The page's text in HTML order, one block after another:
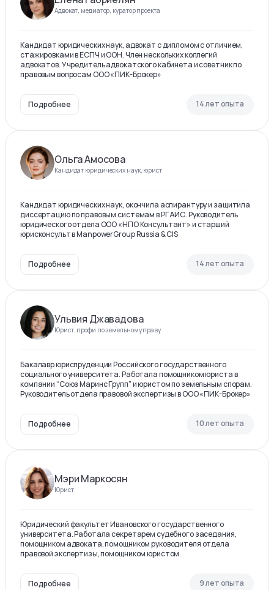
Адвокат, медиатор, куратор проекта
Кандидат юридических наук, адвокат с дипломом с отличием,
стажировками в ЕСПЧ и ООН. Член нескольких коллегий
адвокатов. Учредитель адвокатского кабинета и советник по
правовым вопросам ООО «ПИК-Брокер»
Подробнее 14 лет опыта
Ольга Амосова
Кандидат юридических наук, юрист
Кандидат юридических наук, окончила аспирантуру и защитила
диссертацию по правовым системам в РГАИС. Руководитель
юридического отдела ООО «НПО Консультант» и старший
юрисконсульт в ManpowerGroup Russia & CIS
Подробнее 14 лет опыта
Ульвия Джавадова
Юрист, профи по земельному праву
Бакалавр юриспруденции Российского государственного
социального университета. Работала помощником юриста в
компании “Союз Маринс Групп” и юристом по земельным спорам.
Руководитель отдела правовой экспертизы в ООО «ПИК-Брокер»
Подробнее 10 лет опыта
Мэри Маркосян
Юрист
Юридический факультет Ивановского государственного
университета. Работала секретарем судебного заседания,
помощником адвоката, помощником руководителя отдела
правовой экспертизы, помощником юристом.
Подробнее 9 лет опыта